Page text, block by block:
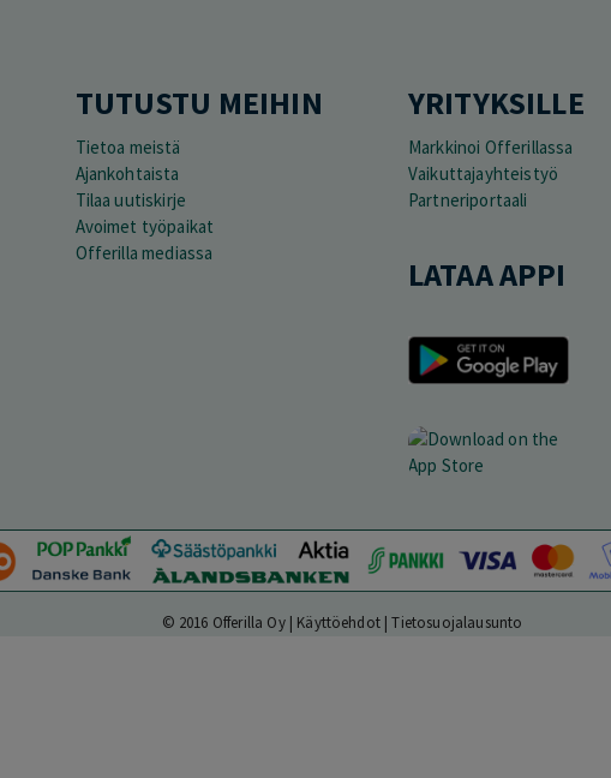
TUTUSTU MEIHIN
Tietoa meistä
Ajankohtaista
Tilaa uutiskirje
Avoimet työpaikat
Offerilla mediassa
YRITYKSILLE
Markkinoi Offerillassa
Vaikuttajayhteistyö
Partneriportaali
LATAA APPI
© 2016 Offerilla Oy | Käyttöehdot|Tietosuojalausunto